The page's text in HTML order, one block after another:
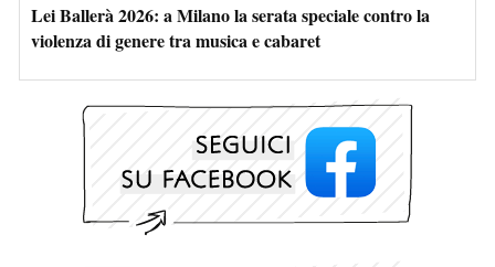
Lei Ballerà 2026: a Milano la serata speciale contro la
violenza di genere tra musica e cabaret